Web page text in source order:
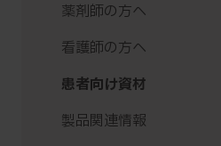
薬剤師の方へ
看護師の方へ
患者向け資材
製品関連情報